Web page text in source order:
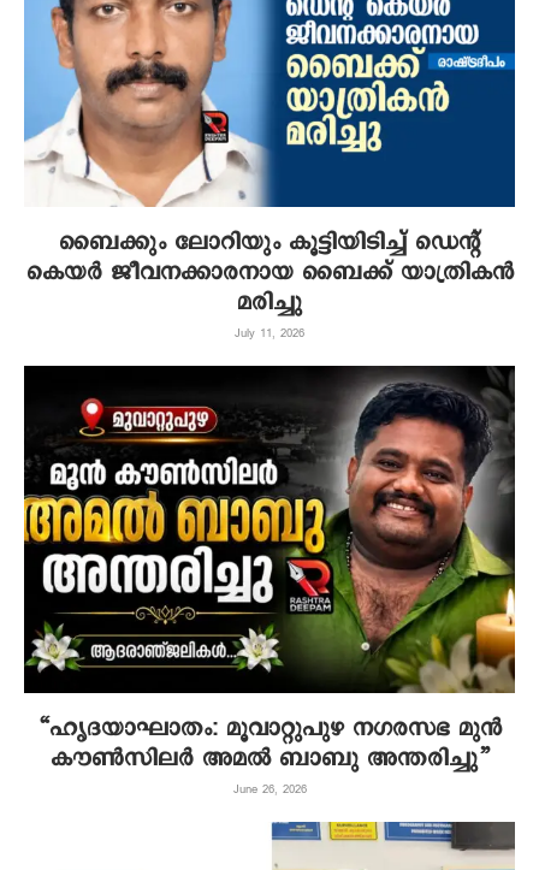
ബൈക്കും ലോറിയും കൂട്ടിയിടിച്ച് ഡെന്റ്
കെയര്‍ ജീവനക്കാരനായ ബൈക്ക് യാത്രികന്‍
മരിച്ചു
July 11, 2026
“ഹൃദയാഘാതം: മൂവാറ്റുപുഴ നഗരസഭ മുൻ
കൗൺസിലർ അമൽ ബാബു അന്തരിച്ചു”
June 26, 2026